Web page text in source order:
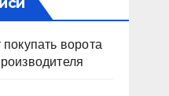
ворота